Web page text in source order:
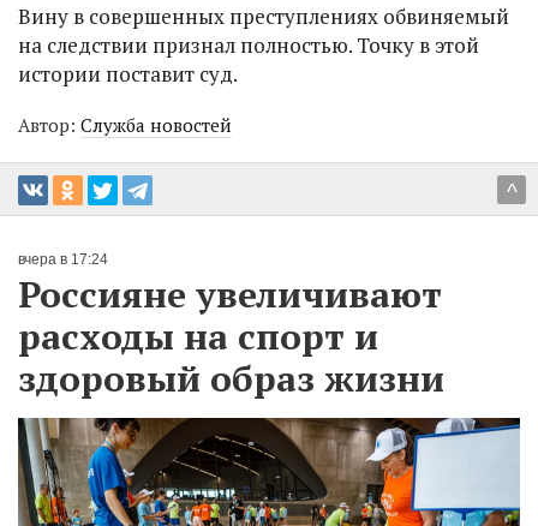
Вину в совершенных преступлениях обвиняемый
на следствии признал полностью. Точку в этой
истории поставит суд.
Автор: Служба новостей
^
вчера в 17:24
Россияне увеличивают
расходы на спорт и
здоровый образ жизни